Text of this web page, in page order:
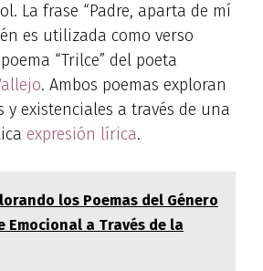
La frase “Padre, aparta de mí
es utilizada como verso
“Trilce” del poeta
. Ambos poemas exploran
y existenciales a través de una
expresión lírica.
los Poemas del Género
Emocional a Través de la